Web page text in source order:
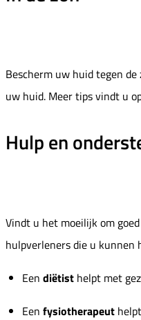
Bescherm uw huid tegen de
uw huid. Meer tips vindt u
Hulp en
Vindt u het moeilijk om
hulpverleners die u kunnen
Een diëtist helpt met
Een fysiotherapeut